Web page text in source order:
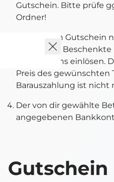
Gutschein. Bitte prüfe
Ordner!
Drucke den Gutschein
ihn. Der/die
dann bei uns einlösen.
Preis des gewünschten
Barauszahlung ist nicht
Der von dir gewählte
angegebenen